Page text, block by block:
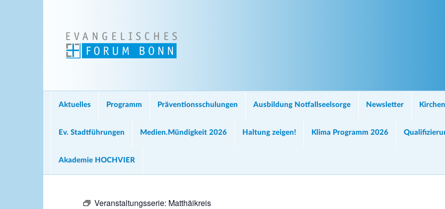
Aktuelles Programm Präventionsschulungen Ausbildung Notfallseelsorge Newsletter
Ev. Stadtführungen Medien.Mündigkeit 2026 Haltung zeigen! Klima Programm 2026
Akademie HOCHVIER
Veranstaltungsserie: Matthäikreis